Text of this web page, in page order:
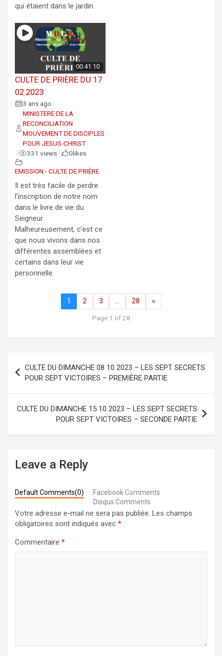
qui étaient dans le jardin.
00:41:10
CULTE DE PRIÈRE DU 17
02 2023
3 ans ago /
MINISTERE DE LA
RECONCILIATION
MOUVEMENT DE DISCIPLES
POUR JESUS-CHRIST
/ 331 views / 0likes
EMISSION - CULTE DE PRIÈRE
Il est très facile de perdre
l’inscription de notre nom
dans le livre de vie du
Seigneur.
Malheureusement, c’est ce
que nous vivons dans nos
différentes assemblées et
certains dans leur vie
personnelle.
1 2 3 … 28 »
Page 1 of 28
de
l’article
CULTE DU DIMANCHE 08 10 2023 – LES SEPT SECRETS
POUR SEPT VICTOIRES – PREMIÈRE PARTIE
CULTE DU DIMANCHE 15 10 2023 – LES SEPT SECRETS
POUR SEPT VICTOIRES – SECONDE PARTIE
Leave a Reply
Default Comments(0)
Facebook Comments
Disqus Comments
Votre adresse e-mail ne sera pas publiée. Les champs
obligatoires sont indiqués avec *
Commentaire *